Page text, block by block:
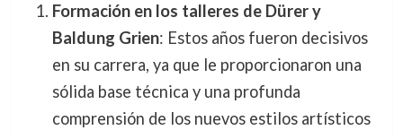
Formación en los talleres de Dürer y
Baldung Grien: Estos años fueron decisivos
en su carrera, ya que le proporcionaron una
sólida base técnica y una profunda
comprensión de los nuevos estilos artísticos